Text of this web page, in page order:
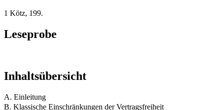
1 Kötz, 199.
Leseprobe
Inhaltsübersicht
A. Einleitung
B. Klassische Einschränkungen der Vertragsfreiheit